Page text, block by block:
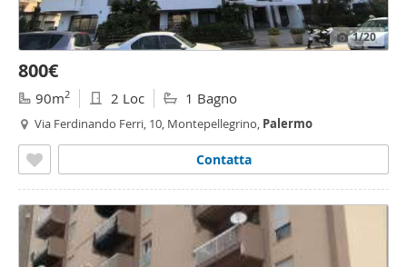
1/20
800€
90m2 2 Loc 1 Bagno
Via Ferdinando Ferri, 10, Montepellegrino, Palermo
Contatta